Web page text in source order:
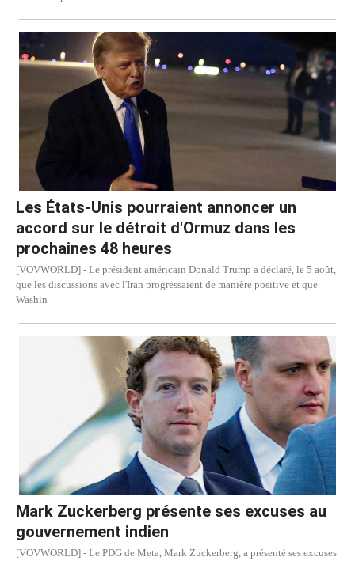
Les États-Unis pourraient annoncer un
accord sur le détroit d'Ormuz dans les
prochaines 48 heures
[VOVWORLD] - Le président américain Donald Trump a déclaré, le 5 août,
que les discussions avec l'Iran progressaient de manière positive et que
Washin
Mark Zuckerberg présente ses excuses au
gouvernement indien
[VOVWORLD] - Le PDG de Meta, Mark Zuckerberg, a présenté ses excuses